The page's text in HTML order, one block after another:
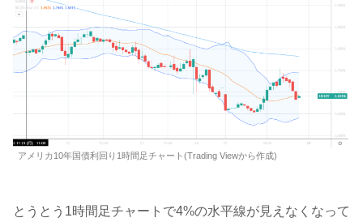
アメリカ10年国債利回り1時間足チャート(Trading Viewから作成)
とうとう1時間足チャートで4%の水平線が見えなくなって